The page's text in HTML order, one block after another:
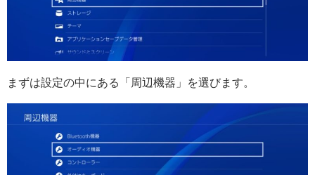
まずは設定の中にある「周辺機器」を選びます。